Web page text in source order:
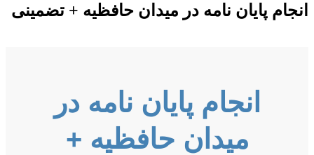
انجام پایان نامه در میدان حافظیه + تضمینی
انجام پایان نامه در
میدان حافظیه +